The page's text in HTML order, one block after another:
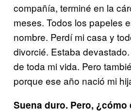
compañía, terminé en la
meses. Todos los papeles
nombre. Perdí mi casa y
divorcié. Estaba
de toda mi vida. Pero
porque ese año nació mi
Suena duro. Pero, ¿cómo